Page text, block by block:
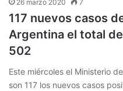
26 marzo 2020 7
117 nuevos casos
Argentina el total
502
Este miércoles el Ministerio
son 117 los nuevos casos